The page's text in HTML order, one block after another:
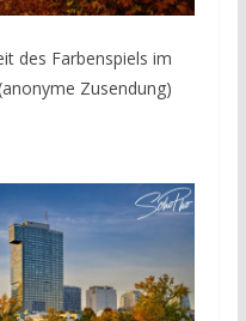
des Farbenspiels im
Zusendung)